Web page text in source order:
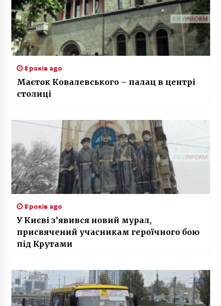
8 років ago
Маєток Ковалевського – палац в центрі
столиці
8 років ago
У Києві з’явився новий мурал,
присвячений учасникам героїчного бою
під Крутами